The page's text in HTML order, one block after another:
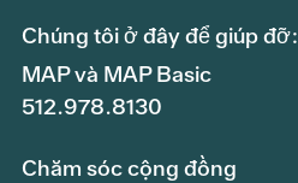
Chúng tôi ở đây để giúp đỡ:
MAP và MAP Basic
512.978.8130
Chăm sóc cộng đồng